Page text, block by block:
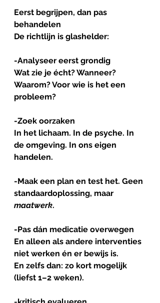
Eerst begrijpen, dan pas
behandelen
De richtlijn is glashelder:
-Analyseer eerst grondig
Wat zie je écht? Wanneer?
Waarom? Voor wie is het een
probleem?
-Zoek oorzaken
In het lichaam. In de psyche. In
de omgeving. In ons eigen
handelen.
-Maak een plan en test het. Geen
standaardoplossing, maar
maatwerk.
-Pas dán medicatie overwegen
En alleen als andere interventies
niet werken én er bewijs is.
En zelfs dan: zo kort mogelijk
(liefst 1–2 weken).